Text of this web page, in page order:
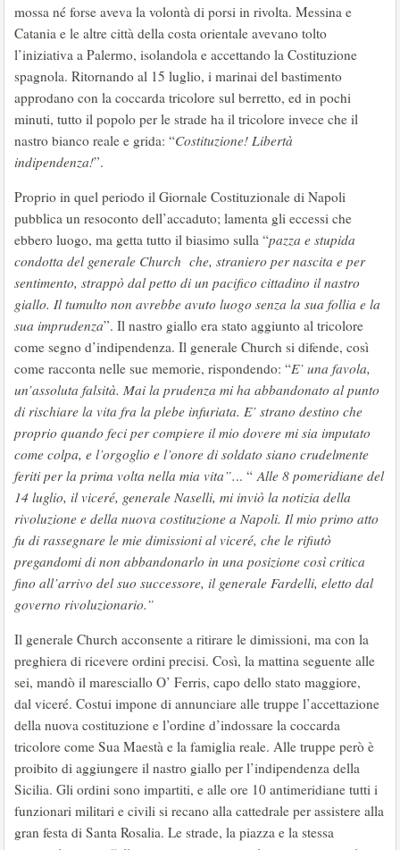
mossa né forse aveva la volontà di porsi in rivolta. Messina e
Catania e le altre città della costa orientale avevano tolto
l’iniziativa a Palermo, isolandola e accettando la Costituzione
spagnola. Ritornando al 15 luglio, i marinai del bastimento
approdano con la coccarda tricolore sul berretto, ed in pochi
minuti, tutto il popolo per le strade ha il tricolore invece che il
nastro bianco reale e grida: “Costituzione! Libertà
indipendenza!”.
Proprio in quel periodo il Giornale Costituzionale di Napoli
pubblica un resoconto dell’accaduto; lamenta gli eccessi che
ebbero luogo, ma getta tutto il biasimo sulla “pazza e stupida
condotta del generale Church che, straniero per nascita e per
sentimento, strappò dal petto di un pacifico cittadino il nastro
giallo. Il tumulto non avrebbe avuto luogo senza la sua follia e la
sua imprudenza”. Il nastro giallo era stato aggiunto al tricolore
come segno d’indipendenza. Il generale Church si difende, così
come racconta nelle sue memorie, rispondendo: “E’ una favola,
un’assoluta falsità. Mai la prudenza mi ha abbandonato al punto
di rischiare la vita fra la plebe infuriata. E’ strano destino che
proprio quando feci per compiere il mio dovere mi sia imputato
come colpa, e l’orgoglio e l’onore di soldato siano crudelmente
feriti per la prima volta nella mia vita”... “ Alle 8 pomeridiane del
14 luglio, il viceré, generale Naselli, mi inviò la notizia della
rivoluzione e della nuova costituzione a Napoli. Il mio primo atto
fu di rassegnare le mie dimissioni al viceré, che le rifiutò
pregandomi di non abbandonarlo in una posizione così critica
fino all’arrivo del suo successore, il generale Fardelli, eletto dal
governo rivoluzionario.”
Il generale Church acconsente a ritirare le dimissioni, ma con la
preghiera di ricevere ordini precisi. Così, la mattina seguente alle
sei, mandò il maresciallo O’ Ferris, capo dello stato maggiore,
dal viceré. Costui impone di annunciare alle truppe l’accettazione
della nuova costituzione e l’ordine d’indossare la coccarda
tricolore come Sua Maestà e la famiglia reale. Alle truppe però è
proibito di aggiungere il nastro giallo per l’indipendenza della
Sicilia. Gli ordini sono impartiti, e alle ore 10 antimeridiane tutti i
funzionari militari e civili si recano alla cattedrale per assistere alla
gran festa di Santa Rosalia. Le strade, la piazza e la stessa